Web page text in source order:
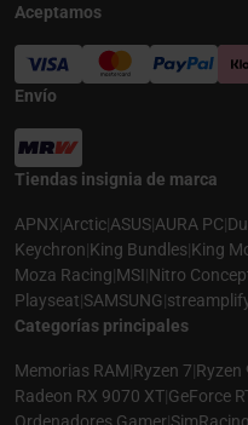
Aceptamos
Envío
Tiendas insignia de marca
APNX|Arctic|ASUS|AURA PC|
Keychron|King Bundles|King
Moza Racing|MSI|Nitro
Playseat|SAMSUNG|
Categorías principales
Memorias RAM|Ryzen 7|Ryzen
Radeon RX 9070 XT|GeForce
Ordenadores Gamer|SimRacing